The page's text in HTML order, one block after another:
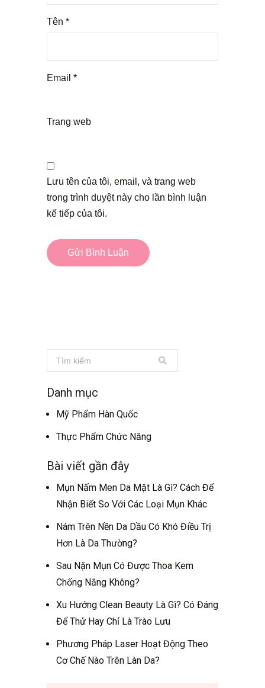
Tên *
Email *
Trang web
Lưu tên của tôi, email, và trang web
trong trình duyệt này cho lần bình luận
kế tiếp của tôi.
Danh mục
Mỹ Phẩm Hàn Quốc
Thực Phẩm Chức Năng
Bài viết gần đây
Mụn Nấm Men Da Mặt Là Gì? Cách Để
Nhận Biết So Với Các Loại Mụn Khác
Nám Trên Nền Da Dầu Có Khó Điều Trị
Hơn Là Da Thường?
Sau Nặn Mụn Có Được Thoa Kem
Chống Nắng Không?
Xu Hướng Clean Beauty Là Gì? Có Đáng
Để Thử Hay Chỉ Là Trào Lưu
Phương Pháp Laser Hoạt Động Theo
Cơ Chế Nào Trên Làn Da?